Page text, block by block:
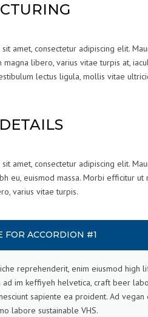
amet, consectetur adipiscing elit.
magna libero, varius vitae turpis at,
lectus ligula, mollis vitae
amet, consectetur adipiscing elit.
eu, euismod massa. Morbi efficitur ut
varius vitae turpis.
FOR ACCORDION #1
reprehenderit, enim eiusmod high
ad im keffiyeh helvetica, craft beer
sapiente ea proident. Ad vegan
labore sustainable VHS.